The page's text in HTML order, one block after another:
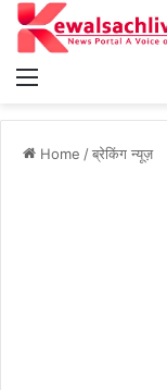
Menu
Home /ब्रेकिंग न्यूज़